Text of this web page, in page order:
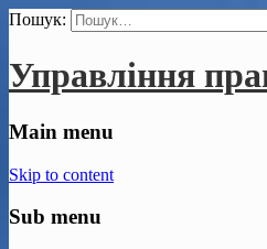
Пошук:
Управління
Main menu
Skip to content
Sub menu